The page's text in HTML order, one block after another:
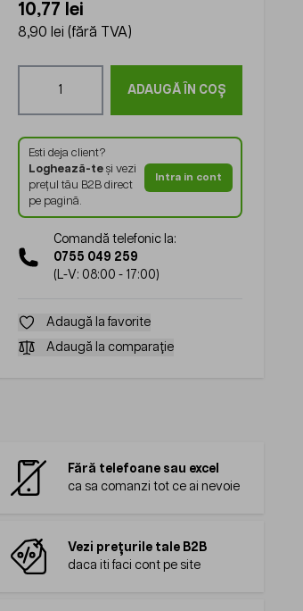
10,77 lei
8,90 lei (fără TVA)
ADAUGĂ ÎN COȘ
Esti deja client?
Loghează-teși vezi
prețul tău B2B direct
pe pagină.
Intra in cont
Comandă telefonic la:
0755 049 259
(L-V: 08:00 - 17:00)
Adaugă la favorite
Adaugă la comparație
Fără telefoane sau excel
ca sa comanzi tot ce ai nevoie
Vezi prețurile tale B2B
daca iti faci cont pe site